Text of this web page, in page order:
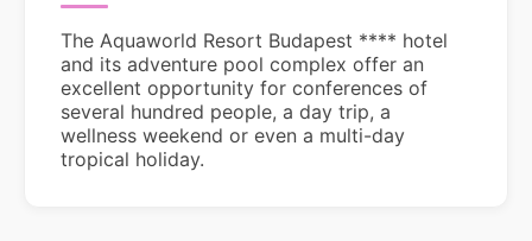
The Aquaworld Resort Budapest **** hotel
and its adventure pool complex offer an
excellent opportunity for conferences of
several hundred people, a day trip, a
wellness weekend or even a multi-day
tropical holiday.